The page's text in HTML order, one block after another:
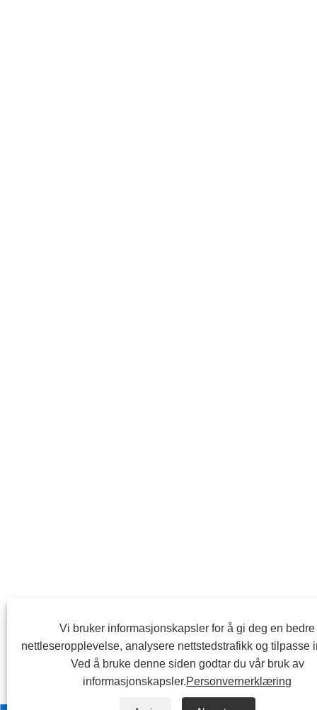
Vi bruker informasjonskapsler for å gi deg en bedre
nettleseropplevelse, analysere nettstedstrafikk og tilpasse
Ved å bruke denne siden godtar du vår bruk av
informasjonskapsler.Personvernerklæring